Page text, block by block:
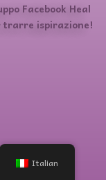
Facebook Heal
trarre ispirazione!
Italian